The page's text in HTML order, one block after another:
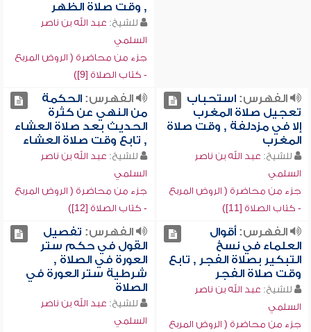
, وقت صلاة الظهر
للشيخ: عبد الله بن ناصر
السلمي
جزء من محاضرة ( الروض المربع
- كتاب الصلاة [9])
الفهرس:استحباب
تعجيل صلاة المغرب
إلا في مزدلفة , وقت صلاة
المغرب
للشيخ: عبد الله بن ناصر
السلمي
جزء من محاضرة ( الروض المربع
- كتاب الصلاة [11])
الفهرس:الحكمة
من النهي عن كثرة
الحديث بعد صلاة العشاء
, تابع وقت صلاة العشاء
للشيخ: عبد الله بن ناصر
السلمي
جزء من محاضرة ( الروض المربع
- كتاب الصلاة [12])
الفهرس:أقوال
العلماء في نسخ
التبكير بصلاة الفجر , تابع
وقت صلاة الفجر
للشيخ: عبد الله بن ناصر
السلمي
جزء من محاضرة ( الروض المربع
الفهرس: تفصيل
القول في حكم ستر
العورة في الصلاة ,
شرطية ستر العورة في
الصلاة
للشيخ: عبد الله بن ناصر
السلمي